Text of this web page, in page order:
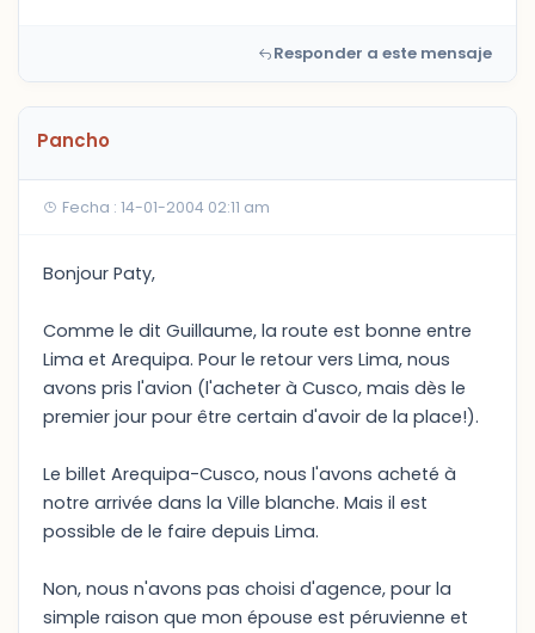
Responder a este mensaje
Pancho
Fecha : 14-01-2004 02:11 am
Bonjour Paty,
Comme le dit Guillaume, la route est bonne entre
Lima et Arequipa. Pour le retour vers Lima, nous
avons pris l'avion (l'acheter à Cusco, mais dès le
premier jour pour être certain d'avoir de la place!).
Le billet Arequipa-Cusco, nous l'avons acheté à
notre arrivée dans la Ville blanche. Mais il est
possible de le faire depuis Lima.
Non, nous n'avons pas choisi d'agence, pour la
simple raison que mon épouse est péruvienne et